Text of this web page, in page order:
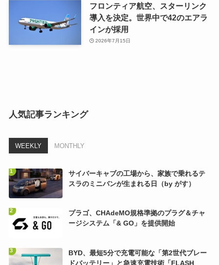
フロンティア航空、スターリンク
導入を決定。世界中で42のエアラ
インが採用
2026年7月15日
人気記事ランキング
WEEKLY MONTHLY
サイバーキャブの工場から、家族で乗れるテ
スラのミニバンが生まれる日（by がす）
プラゴ、CHAdeMO規格準拠のプラグ＆チャ
ージシステム「& GO」を提供開始
BYD、最短5分で充電可能な「第2世代ブレー
ドバッテリー」と急速充電技術「FLASH